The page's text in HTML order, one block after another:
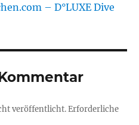
– D°LUXE Dive
veröffentlicht.Erforderliche